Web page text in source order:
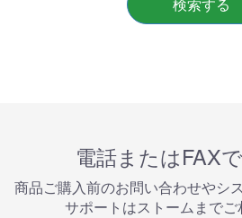
電話またはFAX
商品ご購⼊前のお問い合わせやシ
サポートはストームまでご